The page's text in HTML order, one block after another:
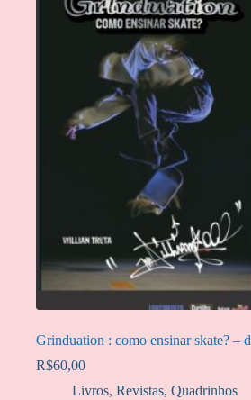
Grinduation : como ensinar skate? –
R$60,00
Livros, Revistas, Quadrinhos